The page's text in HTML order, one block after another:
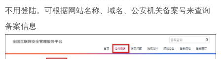
不用登陆。可根据网站名称、域名、公安机关备案号来查询
备案信息